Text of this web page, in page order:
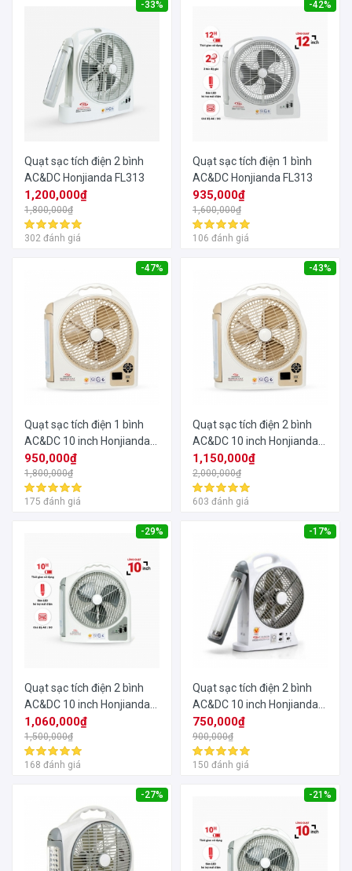
-33%
Quạt sạc tích điện 2 bình
AC&DC Honjianda FL313
1,200,000₫
1,800,000₫
302 đánh giá
-42%
Quạt sạc tích điện 1 bình
AC&DC Honjianda FL313
935,000₫
1,600,000₫
106 đánh giá
-47%
Quạt sạc tích điện 1 bình
AC&DC 10 inch Honjianda
FL223
950,000₫
1,800,000₫
175 đánh giá
-43%
Quạt sạc tích điện 2 bình
AC&DC 10 inch Honjianda
FL223
1,150,000₫
2,000,000₫
603 đánh giá
-29%
Quạt sạc tích điện 2 bình
AC&DC 10 inch Honjianda
FL213
1,060,000₫
1,500,000₫
168 đánh giá
-17%
Quạt sạc tích điện 2 bình
AC&DC 10 inch Honjianda
FL203
750,000₫
900,000₫
150 đánh giá
-27% -21%